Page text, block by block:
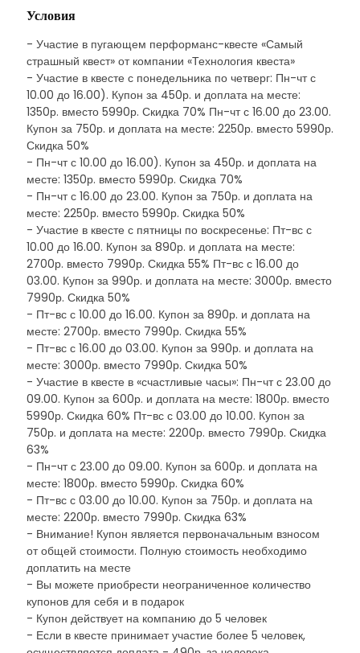
Условия
- Участие в пугающем перформанс-квесте «Самый
страшный квест» от компании «Технология квеста»
- Участие в квесте с понедельника по четверг: Пн-чт с
10.00 до 16.00). Купон за 450р. и доплата на месте:
1350р. вместо 5990р. Скидка 70% Пн-чт с 16.00 до 23.00.
Купон за 750р. и доплата на месте: 2250р. вместо 5990р.
Скидка 50%
- Пн-чт с 10.00 до 16.00). Купон за 450р. и доплата на
месте: 1350р. вместо 5990р. Скидка 70%
- Пн-чт с 16.00 до 23.00. Купон за 750р. и доплата на
месте: 2250р. вместо 5990р. Скидка 50%
- Участие в квесте с пятницы по воскресенье: Пт-вс с
10.00 до 16.00. Купон за 890р. и доплата на месте:
2700р. вместо 7990р. Скидка 55% Пт-вс с 16.00 до
03.00. Купон за 990р. и доплата на месте: 3000р. вместо
7990р. Скидка 50%
- Пт-вс с 10.00 до 16.00. Купон за 890р. и доплата на
месте: 2700р. вместо 7990р. Скидка 55%
- Пт-вс с 16.00 до 03.00. Купон за 990р. и доплата на
месте: 3000р. вместо 7990р. Скидка 50%
- Участие в квесте в «счастливые часы»: Пн-чт с 23.00 до
09.00. Купон за 600р. и доплата на месте: 1800р. вместо
5990р. Скидка 60% Пт-вс с 03.00 до 10.00. Купон за
750р. и доплата на месте: 2200р. вместо 7990р. Скидка
63%
- Пн-чт с 23.00 до 09.00. Купон за 600р. и доплата на
месте: 1800р. вместо 5990р. Скидка 60%
- Пт-вс с 03.00 до 10.00. Купон за 750р. и доплата на
месте: 2200р. вместо 7990р. Скидка 63%
- Внимание! Купон является первоначальным взносом
от общей стоимости. Полную стоимость необходимо
доплатить на месте
- Вы можете приобрести неограниченное количество
купонов для себя и в подарок
- Купон действует на компанию до 5 человек
- Если в квесте принимает участие более 5 человек,